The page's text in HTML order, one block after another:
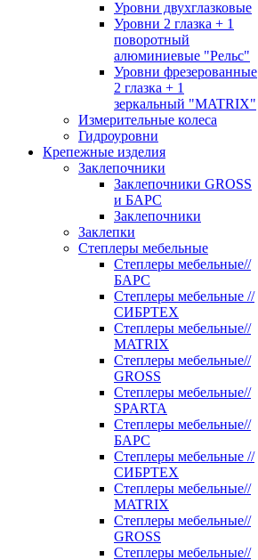
Уровни двухглазковые
Уровни 2 глазка + 1
поворотный
алюминиевые "Рельс"
Уровни фрезерованные
2 глазка + 1
зеркальный "MATRIX"
Измерительные колеса
Гидроуровни
Крепежные изделия
Заклепочники
Заклепочники GROSS
и БАРС
Заклепочники
Заклепки
Степлеры мебельные
Степлеры мебельные//
БАРС
Степлеры мебельные //
СИБРТЕХ
Степлеры мебельные//
MATRIX
Степлеры мебельные//
GROSS
Степлеры мебельные//
SPARTA
Степлеры мебельные//
БАРС
Степлеры мебельные //
СИБРТЕХ
Степлеры мебельные//
MATRIX
Степлеры мебельные//
GROSS
Степлеры мебельные//